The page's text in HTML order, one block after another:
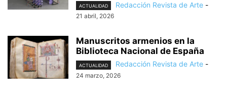
ACTUALIDAD Redacción Revista de Arte -
21 abril, 2026
Manuscritos armenios en la
Biblioteca Nacional de España
ACTUALIDAD Redacción Revista de Arte -
24 marzo, 2026